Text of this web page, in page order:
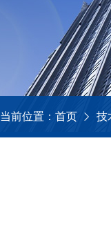
当前位置： 首页 技